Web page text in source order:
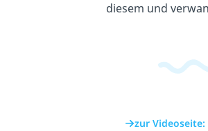
diesem und
zur